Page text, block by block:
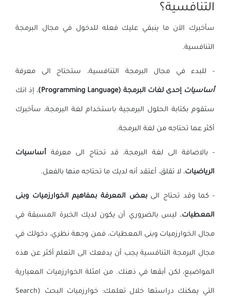
التنافسية؟
سأخبرك الآن ما ينبقي عليك فعله للدخول في مجال البرمجة
التنافسية.
- للبدء في مجال البرمجة التنافسية، ستحتاج الى معرفة
أساسيات إحدى لغات البرمجة (Programming Language) ، إذ انك
ستقوم بكتابة الحلول البرمجية باستخدام لغة البرمجة، سأخبرك
أكثر عما تحتاجه من لغة البرمجة.
- بالاضافة الى لغة البرمجة، قد تحتاج الى معرفة أساسيات
الرياضيات، لا تقلق، أعتقد أنه لديك ما تحتاجه منها بالفعل.
- كما وقد تحتاج الىبعض المعرفة بمفاهيم الخوارزميات وبنى
المعطيات. ليس بالضروري أن يكون لديك الخبرة المسبقة في
مجال الخوارزميات وبنى المعطيات، فمن وجهة نظري، دخولك في
مجال البرمجة التنافسية يجب أن يدفعك الى التعلم أكثر عن هذه
المواضيع، لكن أبقها في ذهنك. من امثلة الخوارزميات المعيارية
التي يمكنك دراستها خلال تعلمك: خوارزميات البحث (Search